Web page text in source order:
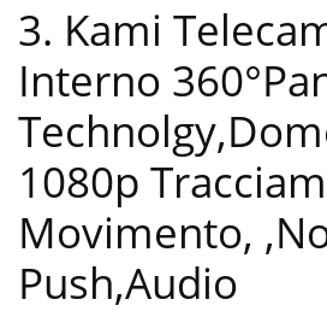
3. Kami
Interno
1080p
Movimento,
Push,Audio